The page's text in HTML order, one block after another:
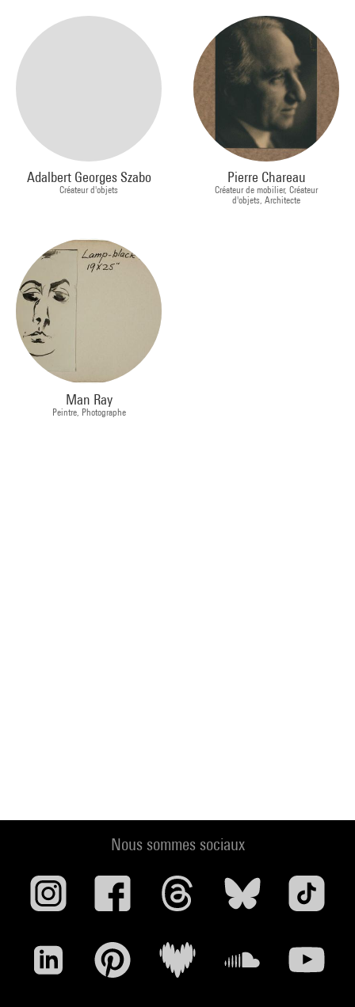
Adalbert Georges Szabo
Créateur d'objets
Pierre Chareau
Créateur de mobilier, Créateur
d'objets, Architecte
Man Ray
Peintre, Photographe
Nous sommes sociaux